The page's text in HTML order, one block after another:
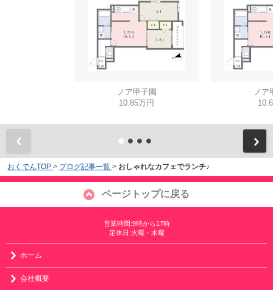
ノア甲子園
10.85万円
ノア
おくでんTOP > ブログ記事一覧 > おしゃれなカフェでランチ♪
ページトップに戻る
営業時間:9時から17時
定休日:火曜・水曜
ホーム
会社概要